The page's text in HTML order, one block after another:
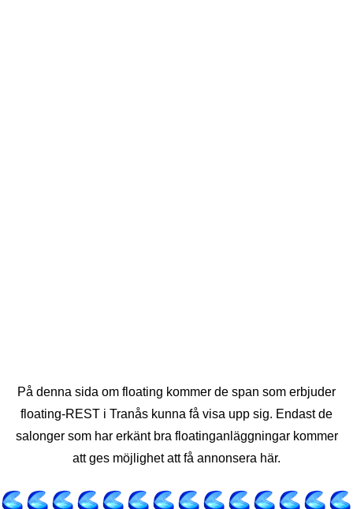
På denna sida om floating kommer de span som erbjuder
floating-REST i Tranås kunna få visa upp sig. Endast de
salonger som har erkänt bra floatinganläggningar kommer
att ges möjlighet att få annonsera här.